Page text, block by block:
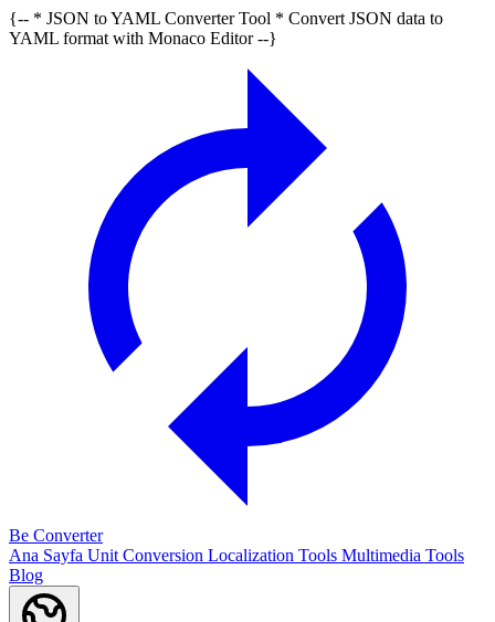
{-- * JSON to YAML Converter Tool * Convert JSON data to
YAML format with Monaco Editor --}
Be Converter
Ana Sayfa Unit Conversion Localization Tools Multimedia Tools
Blog